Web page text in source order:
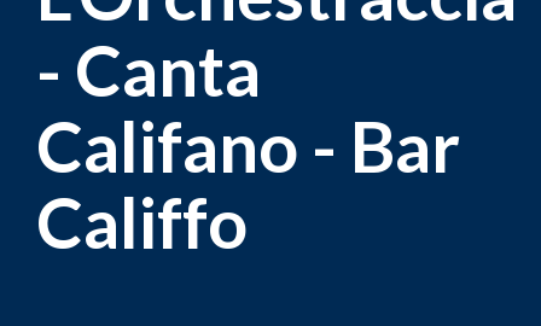
- Canta
Califano - Bar
Califfo